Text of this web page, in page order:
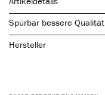
Spürbar bessere Qualität
Hersteller